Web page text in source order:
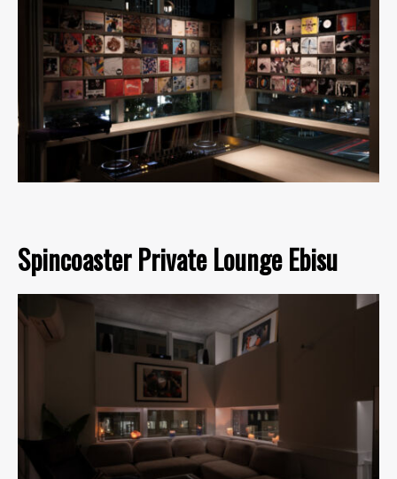
Spincoaster Private Lounge Ebisu